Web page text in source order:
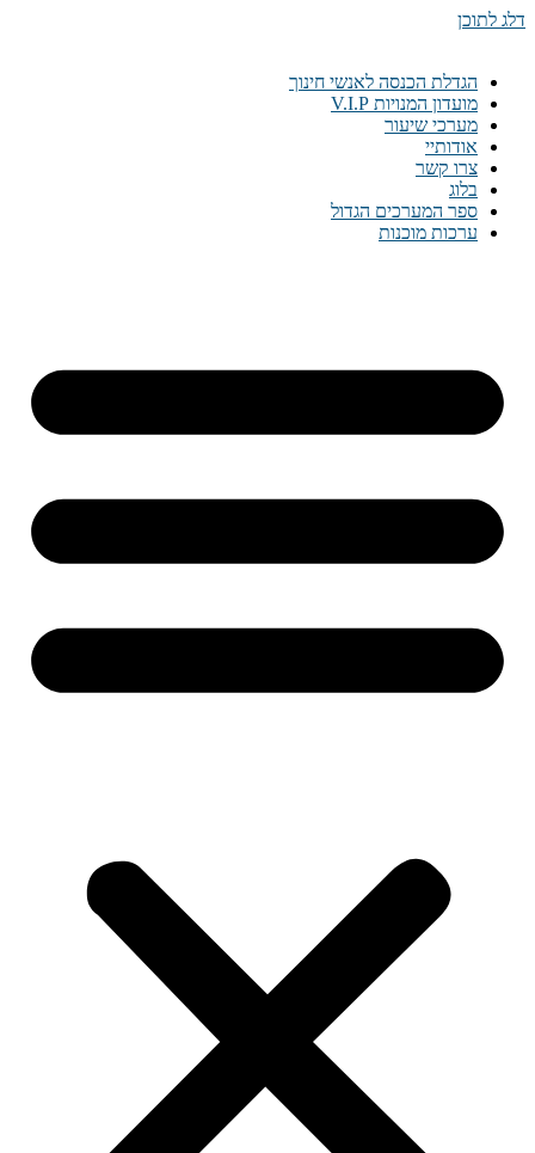
דלג לתוכן
הגדלת הכנסה לאנשי חינוך
מועדון המנויות V.I.P
מערכי שיעור
אודותיי
צרו קשר
בלוג
ספר המערכים הגדול
ערכות מוכנות